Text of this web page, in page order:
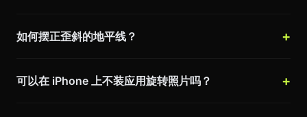
如何摆正歪斜的地平线？
可以在 iPhone 上不装应用旋转照片吗？